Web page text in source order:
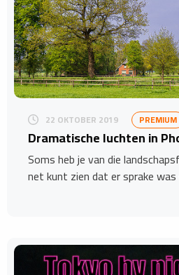
22 OKTOBER 2019 PREMIUM
Dramatische luchten in
Soms heb je van die
net kunt zien dat er sprake